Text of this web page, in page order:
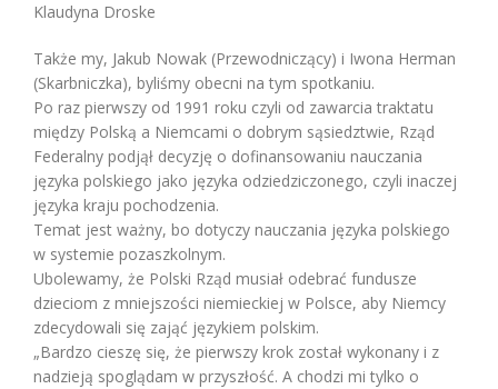
Klaudyna Droske
Także my, Jakub Nowak (Przewodniczący) i Iwona Herman
(Skarbniczka), byliśmy obecni na tym spotkaniu.
Po raz pierwszy od 1991 roku czyli od zawarcia traktatu
między Polską a Niemcami o dobrym sąsiedztwie, Rząd
Federalny podjął decyzję o dofinansowaniu nauczania
języka polskiego jako języka odziedziczonego, czyli inaczej
języka kraju pochodzenia.
Temat jest ważny, bo dotyczy nauczania języka polskiego
w systemie pozaszkolnym.
Ubolewamy, że Polski Rząd musiał odebrać fundusze
dzieciom z mniejszości niemieckiej w Polsce, aby Niemcy
zdecydowali się zająć językiem polskim.
„Bardzo cieszę się, że pierwszy krok został wykonany i z
nadzieją spoglądam w przyszłość. A chodzi mi tylko o